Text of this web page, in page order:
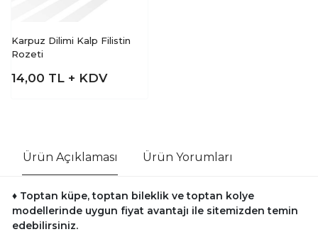
Karpuz Dilimi Kalp Filistin
Rozeti
14,00 TL + KDV
Ürün Açıklaması Ürün Yorumları
♦ Toptan küpe, toptan bileklik ve toptan kolye
modellerinde uygun fiyat avantajı ile sitemizden temin
edebilirsiniz.